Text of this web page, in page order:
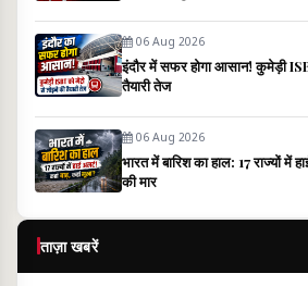
06 Aug 2026
इंदौर में सफर होगा आसान! कुमेड़ी
तैयारी तेज
06 Aug 2026
भारत में बारिश का हाल: 17 राज्यों में
की मार
ताज़ा खबरें